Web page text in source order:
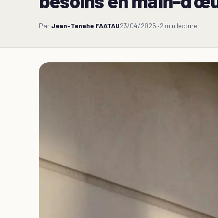
Par Jean-Tenahe FAATAU23/04/2025~2 min lecture